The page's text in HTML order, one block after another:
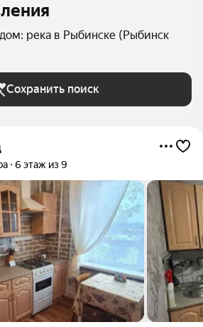
река в Рыбинске (Рыбинск
Сохранить поиск
6 этаж из 9